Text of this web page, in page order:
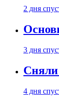
2 дня
3 дня
Сняли
4 дня